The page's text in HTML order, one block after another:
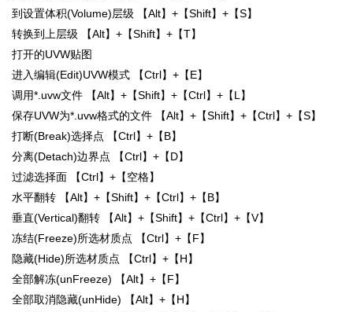
到设置体积(Volume)层级 【Alt】+【Shift】+【S】
转换到上层级 【Alt】+【Shift】+【T】
打开的UVW贴图
进入编辑(Edit)UVW模式 【Ctrl】+【E】
调用*.uvw文件 【Alt】+【Shift】+【Ctrl】+【L】
保存UVW为*.uvw格式的文件 【Alt】+【Shift】+【Ctrl】+【S】
打断(Break)选择点 【Ctrl】+【B】
分离(Detach)边界点 【Ctrl】+【D】
过滤选择面 【Ctrl】+【空格】
水平翻转 【Alt】+【Shift】+【Ctrl】+【B】
垂直(Vertical)翻转 【Alt】+【Shift】+【Ctrl】+【V】
冻结(Freeze)所选材质点 【Ctrl】+【F】
隐藏(Hide)所选材质点 【Ctrl】+【H】
全部解冻(unFreeze) 【Alt】+【F】
全部取消隐藏(unHide) 【Alt】+【H】